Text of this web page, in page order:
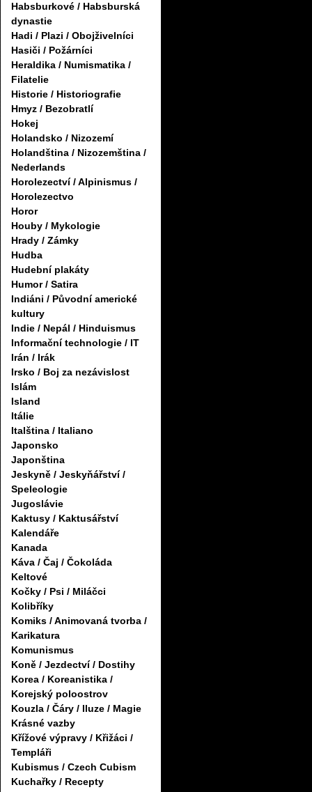
Habsburkové / Habsburská
dynastie
Hadi / Plazi / Obojživelníci
Hasiči / Požárníci
Heraldika / Numismatika /
Filatelie
Historie / Historiografie
Hmyz / Bezobratlí
Hokej
Holandsko / Nizozemí
Holandština / Nizozemština /
Nederlands
Horolezectví / Alpinismus /
Horolezectvo
Horor
Houby / Mykologie
Hrady / Zámky
Hudba
Hudební plakáty
Humor / Satira
Indiáni / Původní americké
kultury
Indie / Nepál / Hinduismus
Informační technologie / IT
Irán / Irák
Irsko / Boj za nezávislost
Islám
Island
Itálie
Italština / Italiano
Japonsko
Japonština
Jeskyně / Jeskyňářství /
Speleologie
Jugoslávie
Kaktusy / Kaktusářství
Kalendáře
Kanada
Káva / Čaj / Čokoláda
Keltové
Kočky / Psi / Miláčci
Kolibříky
Komiks / Animovaná tvorba /
Karikatura
Komunismus
Koně / Jezdectví / Dostihy
Korea / Koreanistika /
Korejský poloostrov
Kouzla / Čáry / Iluze / Magie
Krásné vazby
Křížové výpravy / Křižáci /
Templáři
Kubismus / Czech Cubism
Kuchařky / Recepty